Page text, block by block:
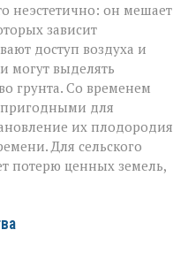
неэстетично: он мешает
зависит
доступ воздуха и
могут выделять
грунта. Со временем
пригодными для
их плодородия
Для сельского
потерю ценных земель,